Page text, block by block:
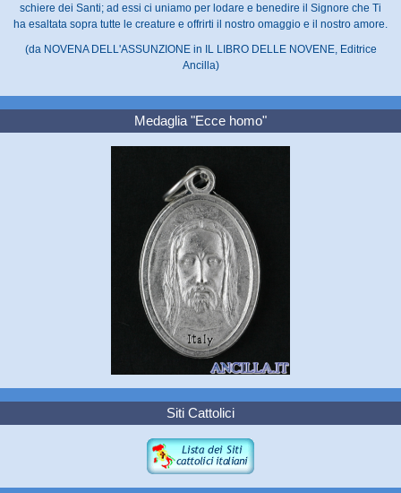
schiere dei Santi; ad essi ci uniamo per lodare e benedire il Signore che Ti
ha esaltata sopra tutte le creature e offrirti il nostro omaggio e il nostro amore.
(da NOVENA DELL'ASSUNZIONE in IL LIBRO DELLE NOVENE, Editrice
Ancilla)
Medaglia "Ecce homo"
Siti Cattolici